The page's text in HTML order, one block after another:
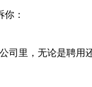
：
司里，无论是聘